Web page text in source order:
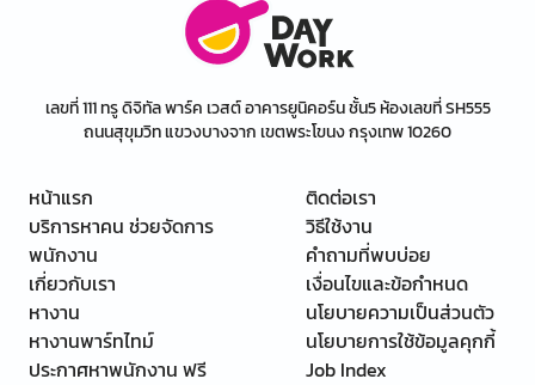
เลขที่ 111 ทรู ดิจิทัล พาร์ค เวสต์ อาคารยูนิคอร์น ชั้น5 ห้องเลขที่ SH555
ถนนสุขุมวิท แขวงบางจาก เขตพระโขนง กรุงเทพ 10260
หน้าแรก
บริการหาคน ช่วยจัดการ
พนักงาน
เกี่ยวกับเรา
หางาน
หางานพาร์ทไทม์
ประกาศหาพนักงาน ฟรี
ติดต่อเรา
วิธีใช้งาน
คำถามที่พบบ่อย
เงื่อนไขและข้อกำหนด
นโยบายความเป็นส่วนตัว
นโยบายการใช้ข้อมูลคุกกี้
Job Index